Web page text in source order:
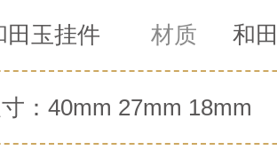
田玉挂件 材质 和
：40mm 27mm 18mm